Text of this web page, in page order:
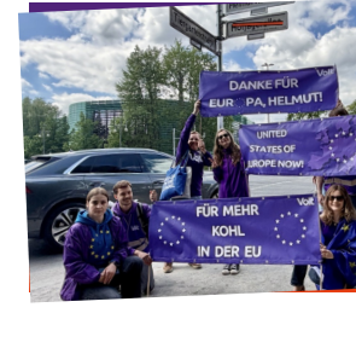
Transparenz
Datenschutz
Impressum